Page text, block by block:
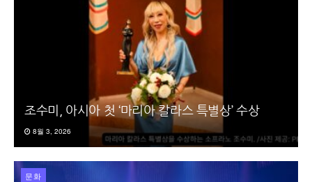
조수미, 아시아 첫 ‘마리아 칼라스 특별상’ 수상
8월 3, 2026
문화